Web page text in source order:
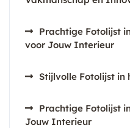
Prachtige Fotolijst
voor Jouw Interieur
Stijlvolle Fotolijst in
Prachtige Fotolijst
Jouw Interieur